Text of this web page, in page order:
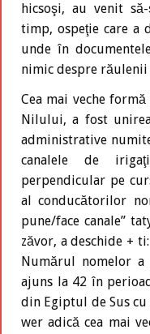
hicsoşi, au venit
timp, ospeţie care a
unde în
nimic despre
Cea mai veche
Nilului, a fost
administrative
canalele de
perpendicular pe
al conducătorilor
pune/face canale”
zăvor, a deschide +
Numărul nomelor
ajuns la 42 în
din Egiptul de Sus
wer adică cea mai